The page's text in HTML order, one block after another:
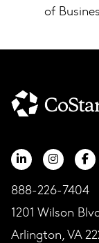
of
888-226-7404
1201 Wilson
Arlington, VA